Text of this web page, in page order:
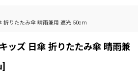
折りたたみ傘 晴雨兼用 遮光 50cm
ッズ 日傘 折りたたみ傘 晴雨兼
]